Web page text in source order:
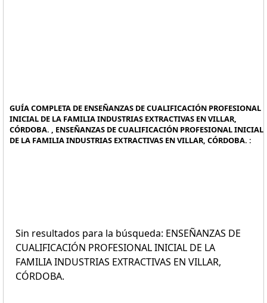
GUÍA COMPLETA DE ENSEÑANZAS DE CUALIFICACIÓN PROFESIONAL
INICIAL DE LA FAMILIA INDUSTRIAS EXTRACTIVAS EN VILLAR,
CÓRDOBA. , ENSEÑANZAS DE CUALIFICACIÓN PROFESIONAL INICIAL
DE LA FAMILIA INDUSTRIAS EXTRACTIVAS EN VILLAR, CÓRDOBA. :
Sin resultados para la búsqueda: ENSEÑANZAS DE
CUALIFICACIÓN PROFESIONAL INICIAL DE LA
FAMILIA INDUSTRIAS EXTRACTIVAS EN VILLAR,
CÓRDOBA.